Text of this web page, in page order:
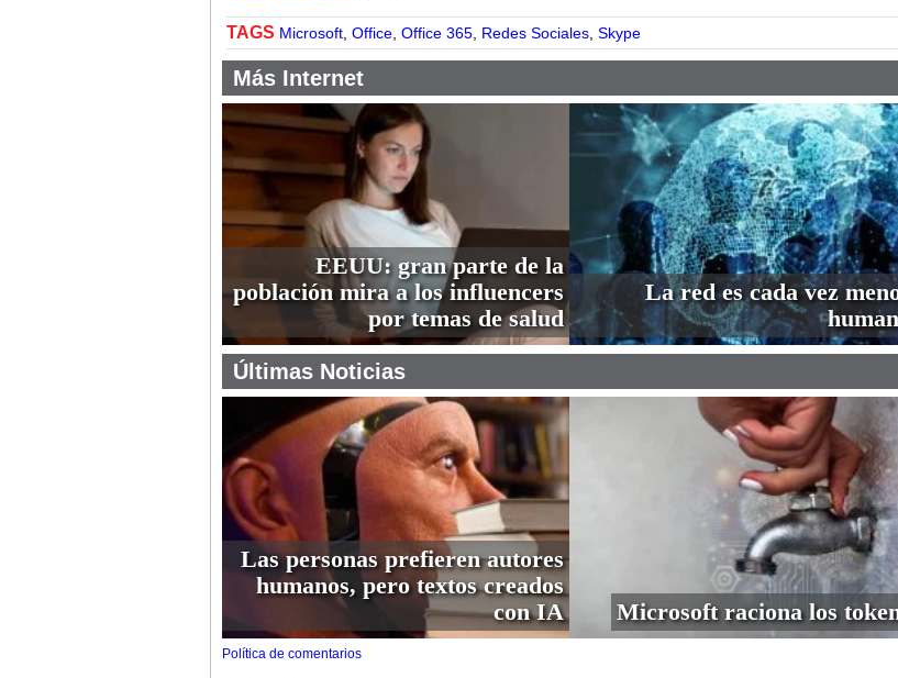
TAGS Microsoft Office Office 365 Redes Sociales Skype
Más Internet
EEUU: gran parte de la
población mira a los influencers
por temas de salud
La red es cada vez
Últimas Noticias
Las personas prefieren autores
humanos, pero textos creados
con IA
Microsoft raciona los
Política de comentarios